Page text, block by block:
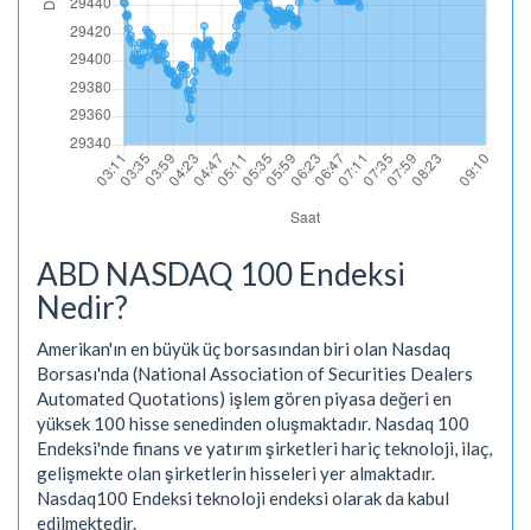
ABD NASDAQ 100 Endeksi
Nedir?
Amerikan'ın en büyük üç borsasından biri olan Nasdaq
Borsası'nda (National Association of Securities Dealers
Automated Quotations) işlem gören piyasa değeri en
yüksek 100 hisse senedinden oluşmaktadır. Nasdaq 100
Endeksi'nde finans ve yatırım şirketleri hariç teknoloji, ilaç,
gelişmekte olan şirketlerin hisseleri yer almaktadır.
Nasdaq100 Endeksi teknoloji endeksi olarak da kabul
edilmektedir.